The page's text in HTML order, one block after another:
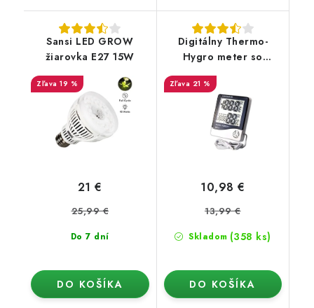
Sansi LED GROW
žiarovka E27 15W
19 %
Do 7 dní
21 €
25,99 €
DO KOŠÍKA
Digitálny Thermo-
Hygro meter so
21 %
Skladom (358 ks)
10,98 €
13,99 €
DO KOŠÍKA